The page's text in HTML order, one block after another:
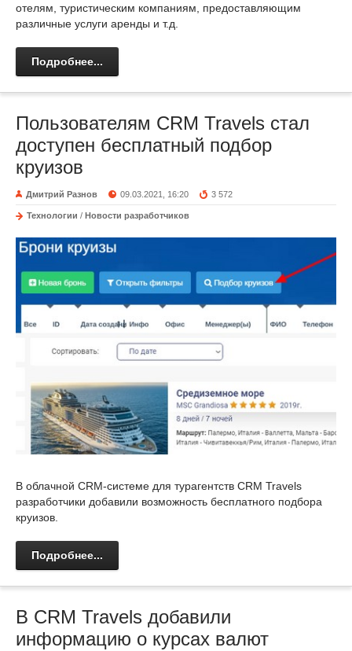
отелям, туристическим компаниям, предоставляющим
различные услуги аренды и т.д.
Подробнее...
Пользователям CRM Travels стал
доступен бесплатный подбор
круизов
Дмитрий Разнов 09.03.2021, 16:20 3 572
Технологии / Новости разработчиков
В облачной CRM-системе для турагентств CRM Travels
разработчики добавили возможность бесплатного подбора
круизов.
Подробнее...
В CRM Travels добавили
информацию о курсах валют